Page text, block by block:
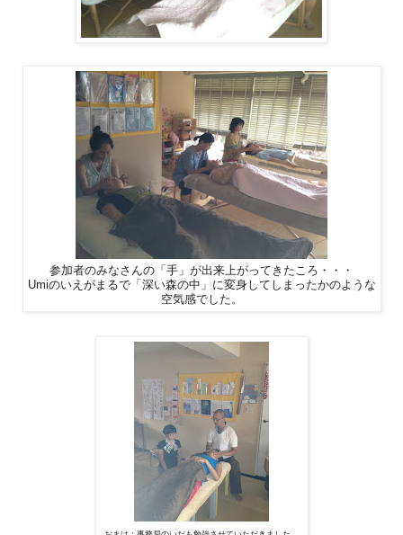
参加者のみなさんの「手」が出来上がってきたころ・・・
Umiのいえがまるで「深い森の中」に変身してしまったかのような
空気感でした。